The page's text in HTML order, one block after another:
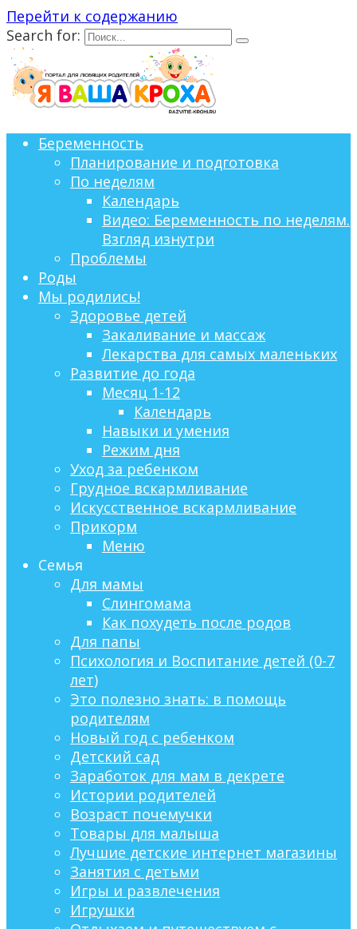
Перейти к содержанию
Search for:
Беременность
Планирование и подготовка
По неделям
Календарь
Видео: Беременность по неделям.
Взгляд изнутри
Проблемы
Роды
Мы родились!
Здоровье детей
Закаливание и массаж
Лекарства для самых маленьких
Развитие до года
Месяц 1-12
Календарь
Навыки и умения
Режим дня
Уход за ребенком
Грудное вскармливание
Искусственное вскармливание
Прикорм
Меню
Семья
Для мамы
Слингомама
Как похудеть после родов
Для папы
Психология и Воспитание детей (0-7
лет)
Это полезно знать: в помощь
родителям
Новый год с ребенком
Детский сад
Заработок для мам в декрете
Истории родителей
Возраст почемучки
Товары для малыша
Лучшие детские интернет магазины
Занятия с детьми
Игры и развлечения
Игрушки